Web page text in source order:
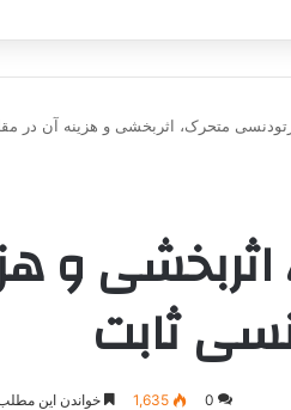
متحرک، اثربخشی و هزینه آن در
و
ثابت
0
1,635 خواندن این مطلب 4 دقیقه زمان